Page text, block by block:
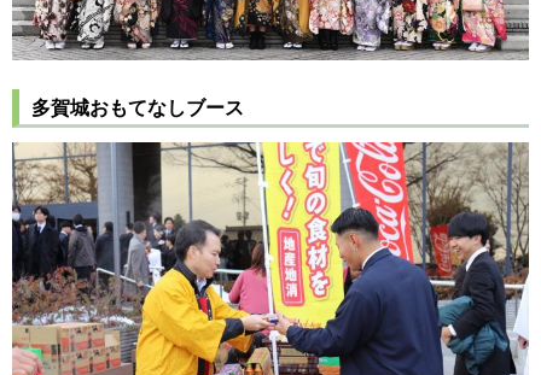
多賀城おもてなしブース